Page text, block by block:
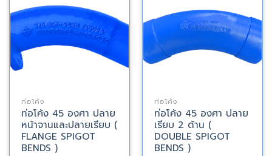
ท่อโค้ง
ท่อโค้ง 45 องศา ปลาย
หน้าจานและปลายเรียบ (
FLANGE SPIGOT
BENDS )
ท่อโค้ง
ท่อโค้ง 45 องศา ปลาย
เรียบ 2 ด้าน (
DOUBLE SPIGOT
BENDS )